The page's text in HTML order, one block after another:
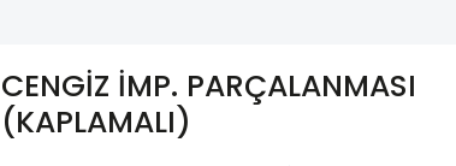
CENGİZ İMP. PARÇALANMASI
(KAPLAMALI)